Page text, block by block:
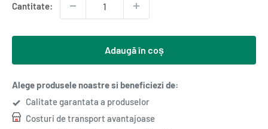
Cantitate:
Adaugă în coș
Alege produsele noastre si beneficiezi de:
Calitate garantata a produselor
Costuri de transport avantajoase